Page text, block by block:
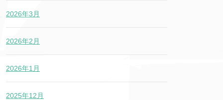
2026年3月
2026年2月
2026年1月
2025年12月